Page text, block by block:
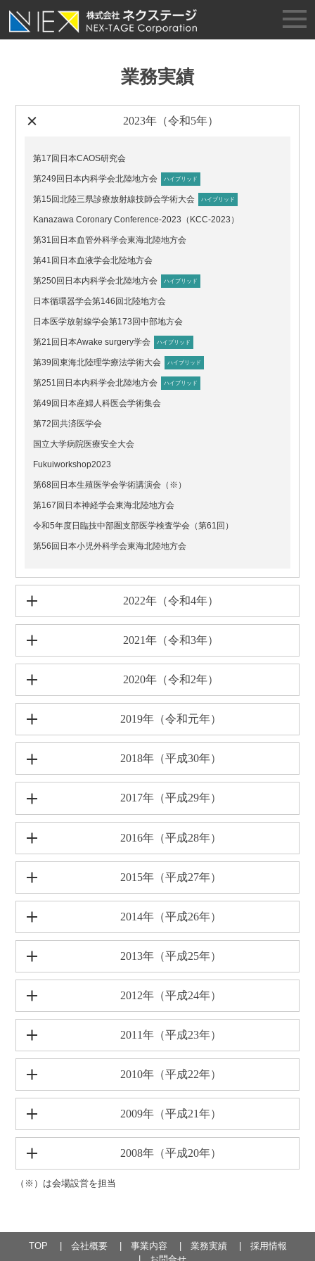
業務実績
2023年（令和5年）
第17回日本CAOS研究会
第249回日本内科学会北陸地方会 ハイブリッド
第15回北陸三県診療放射線技師会学術大会 ハイブリッド
Kanazawa Coronary Conference-2023（KCC-2023）
第31回日本血管外科学会東海北陸地方会
第41回日本血液学会北陸地方会
第250回日本内科学会北陸地方会 ハイブリッド
日本循環器学会第146回北陸地方会
日本医学放射線学会第173回中部地方会
第21回日本Awake surgery学会 ハイブリッド
第39回東海北陸理学療法学術大会 ハイブリッド
第251回日本内科学会北陸地方会 ハイブリッド
第49回日本産婦人科医会学術集会
第72回共済医学会
国立大学病院医療安全大会
Fukuiworkshop2023
第68回日本生殖医学会学術講演会（※）
第167回日本神経学会東海北陸地方会
令和5年度日臨技中部圏支部医学検査学会（第61回）
第56回日本小児外科学会東海北陸地方会
2022年（令和4年）
2021年（令和3年）
2020年（令和2年）
2019年（令和元年）
2018年（平成30年）
2017年（平成29年）
2016年（平成28年）
2015年（平成27年）
2014年（平成26年）
2013年（平成25年）
2012年（平成24年）
2011年（平成23年）
2010年（平成22年）
2009年（平成21年）
2008年（平成20年）
（※）は会場設営を担当
TOP 会社概要 事業内容 業務実績
採用情報